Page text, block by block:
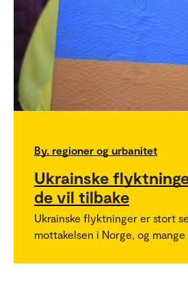
By, regioner og urbanitet
Ukrainske
de vil tilbake
Ukrainske flyktninger er stort
mottakelsen i Norge, og